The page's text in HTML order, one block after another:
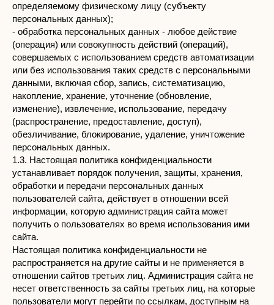
определяемому физическому лицу (субъекту
персональных данных);
- обработка персональных данных - любое действие
(операция) или совокупность действий (операций),
совершаемых с использованием средств автоматизации
или без использования таких средств с персональными
данными, включая сбор, запись, систематизацию,
накопление, хранение, уточнение (обновление,
изменение), извлечение, использование, передачу
(распространение, предоставление, доступ),
обезличивание, блокирование, удаление, уничтожение
персональных данных.
1.3. Настоящая политика конфиденциальности
устанавливает порядок получения, защиты, хранения,
обработки и передачи персональных данных
пользователей сайта, действует в отношении всей
информации, которую администрация сайта может
получить о пользователях во время использования ими
сайта.
Настоящая политика конфиденциальности не
распространяется на другие сайты и не применяется в
отношении сайтов третьих лиц. Администрация сайта не
несет ответственность за сайты третьих лиц, на которые
пользователи могут перейти по ссылкам, доступным на